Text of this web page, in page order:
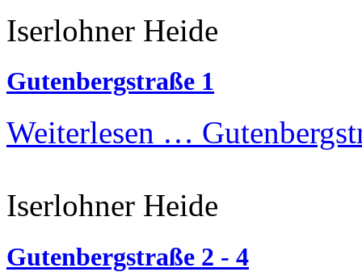
Iserlohner Heide
Gutenbergstraße 1
Weiterlesen …
Iserlohner Heide
Gutenbergstraße 2 - 4